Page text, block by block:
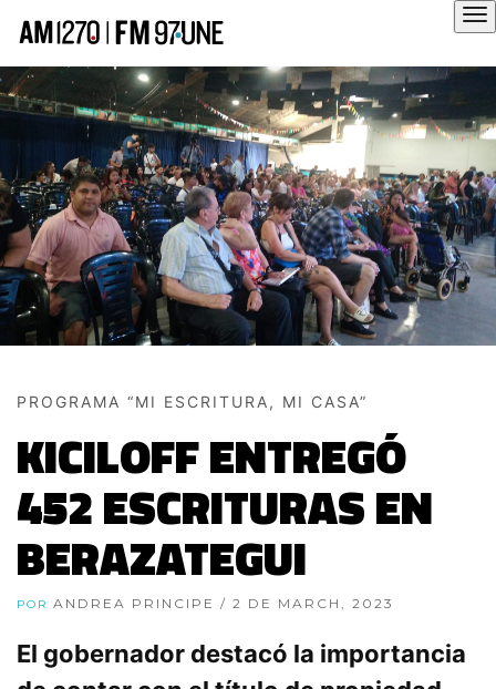
PROGRAMA “MI ESCRITURA, MI CASA”
KICILOFF ENTREGÓ
452 ESCRITURAS EN
BERAZATEGUI
POR ANDREA PRINCIPE / 2 DE MARCH, 2023
El gobernador destacó la importancia